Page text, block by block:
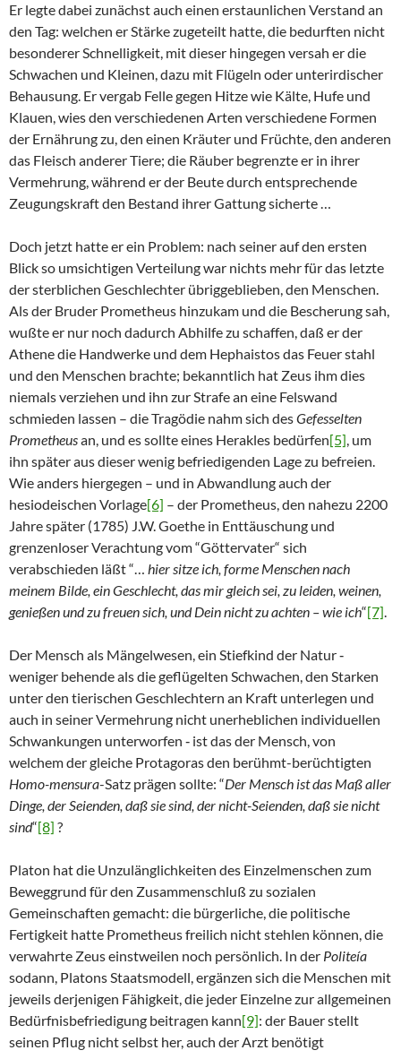
Er legte dabei zunächst auch einen erstaunlichen Verstand an
den Tag: welchen er Stärke zugeteilt hatte, die bedurften nicht
besonderer Schnelligkeit, mit dieser hingegen versah er die
Schwachen und Kleinen, dazu mit Flügeln oder unterirdischer
Behausung. Er vergab Felle gegen Hitze wie Kälte, Hufe und
Klauen, wies den verschiedenen Arten verschiedene Formen
der Ernährung zu, den einen Kräuter und Früchte, den anderen
das Fleisch anderer Tiere; die Räuber begrenzte er in ihrer
Vermehrung, während er der Beute durch entsprechende
Zeugungskraft den Bestand ihrer Gattung sicherte …
Doch jetzt hatte er ein Problem: nach seiner auf den ersten
Blick so umsichtigen Verteilung war nichts mehr für das letzte
der sterblichen Geschlechter übriggeblieben, den Menschen.
Als der Bruder Prometheus hinzukam und die Bescherung sah,
wußte er nur noch dadurch Abhilfe zu schaffen, daß er der
Athene die Handwerke und dem Hephaistos das Feuer stahl
und den Menschen brachte; bekanntlich hat Zeus ihm dies
niemals verziehen und ihn zur Strafe an eine Felswand
schmieden lassen – die Tragödie nahm sich desGefesselten
Prometheusan, und es sollte eines Herakles bedürfen[5], um
ihn später aus dieser wenig befriedigenden Lage zu befreien.
Wie anders hiergegen – und in Abwandlung auch der
hesiodeischen Vorlage[6] – der Prometheus, den nahezu 2200
Jahre später (1785) J.W. Goethe in Enttäuschung und
grenzenloser Verachtung vom “Göttervater“ sich
verabschieden läßt “… hier sitze ich, forme Menschen nach
meinem Bilde, ein Geschlecht, das mir gleich sei, zu leiden, weinen,
genießen und zu freuen sich, und Dein nicht zu achten – wie ich“[7].
Der Mensch als Mängelwesen, ein Stiefkind der Natur ‑
weniger behende als die geflügelten Schwachen, den Starken
unter den tierischen Geschlechtern an Kraft unterlegen und
auch in seiner Vermehrung nicht unerheblichen individuellen
Schwankungen unterworfen ‑ ist das der Mensch, von
welchem der gleiche Protagoras den berühmt-berüchtigten
Homo-mensura-Satz prägen sollte: “Der Mensch ist das Maß aller
Dinge, der Seienden, daß sie sind, der nicht-Seienden, daß sie nicht
sind“[8] ?
Platon hat die Unzulänglichkeiten des Einzelmenschen zum
Beweggrund für den Zusammenschluß zu sozialen
Gemeinschaften gemacht: die bürgerliche, die politische
Fertigkeit hatte Prometheus freilich nicht stehlen können, die
verwahrte Zeus einstweilen noch persönlich. In der Politeía
sodann, Platons Staatsmodell, ergänzen sich die Menschen mit
jeweils derjenigen Fähigkeit, die jeder Einzelne zur allgemeinen
Bedürfnisbefriedigung beitragen kann[9]: der Bauer stellt
seinen Pflug nicht selbst her, auch der Arzt benötigt